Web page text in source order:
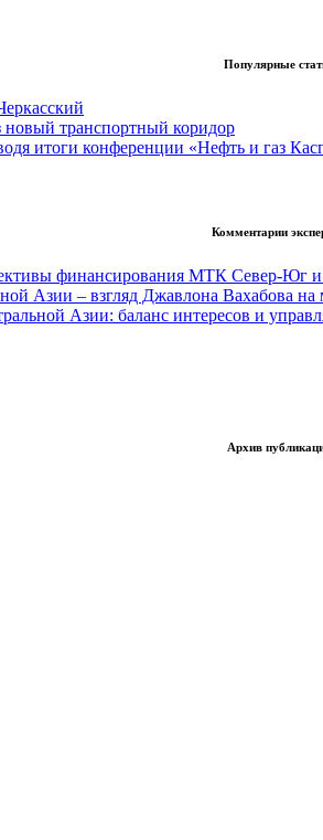
Популярные
новый транспортный коридор
итоги конференции «Нефть и газ
Комментарии
финансирования МТК Север-
Азии – взгляд Джавлона Вахабова на
Азии: баланс интересов и
Архив